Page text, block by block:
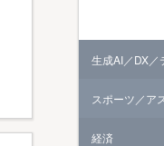
生成AI／DX／
スポーツ／ア
経済